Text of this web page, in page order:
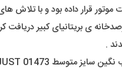
در سال ۱۹۱۰ گواهینامه ی دقت کرونومتریک را از مرکز
.